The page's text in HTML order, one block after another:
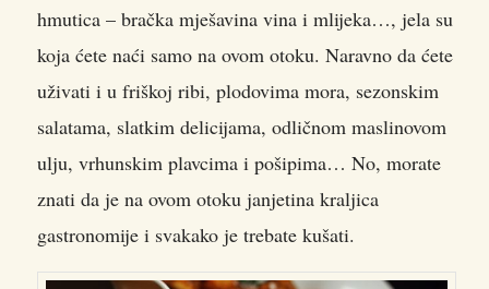
hmutica – bračka mješavina vina i mlijeka…, jela su
koja ćete naći samo na ovom otoku. Naravno da ćete
uživati i u friškoj ribi, plodovima mora, sezonskim
salatama, slatkim delicijama, odličnom maslinovom
ulju, vrhunskim plavcima i pošipima… No, morate
znati da je na ovom otoku janjetina kraljica
gastronomije i svakako je trebate kušati.